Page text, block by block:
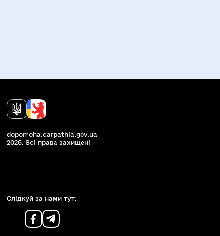
dopomoha.carpathia.gov.ua
2026. Всi права захищенi
Слiдкуй за нами тут: